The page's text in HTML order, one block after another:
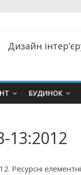
Дизайн
БУДИНОК
13:2012
Ресурсні